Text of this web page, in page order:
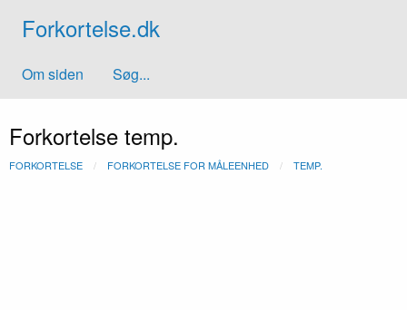
Forkortelse.dk
Om siden Søg...
Forkortelse temp.
FORKORTELSE FORKORTELSE FOR MÅLEENHED TEMP.